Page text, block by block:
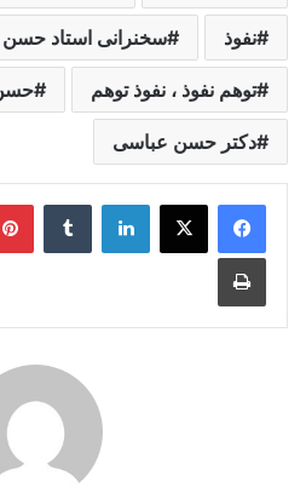
نفوذ سخنرانی استاد حسن
توهم نفوذ ، نفوذ توهم
دکتر حسن عباسی
لینکدین ‫تامبلر
چاپ